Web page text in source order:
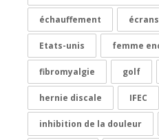
échauffement écrans
Etats-unis femme
fibromyalgie golf
hernie discale IFEC
inhibition de la douleur